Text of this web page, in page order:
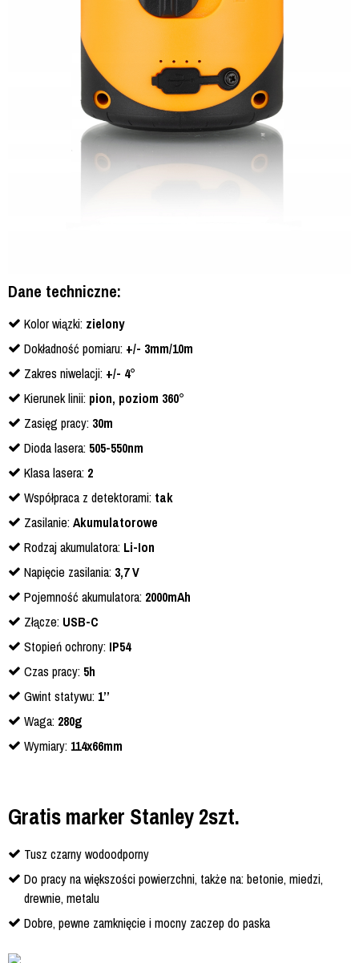
Dane techniczne:
Kolor wiązki: zielony
Dokładność pomiaru: +/- 3mm/10m
Zakres niwelacji: +/- 4°
Kierunek linii: pion, poziom 360°
Zasięg pracy: 30m
Dioda lasera: 505-550nm
Klasa lasera: 2
Współpraca z detektorami: tak
Zasilanie:Akumulatorowe
Rodzaj akumulatora: Li-Ion
Napięcie zasilania: 3,7 V
Pojemność akumulatora: 2000mAh
Złącze: USB-C
Stopień ochrony: IP54
Czas pracy: 5h
Gwint statywu: 1’’
Waga: 280g
Wymiary: 114x66mm
Gratis marker Stanley 2szt.
Tusz czarny wodoodporny
Do pracy na większości powierzchni, także na: betonie, miedzi,
drewnie, metalu
Dobre, pewne zamknięcie i mocny zaczep do paska